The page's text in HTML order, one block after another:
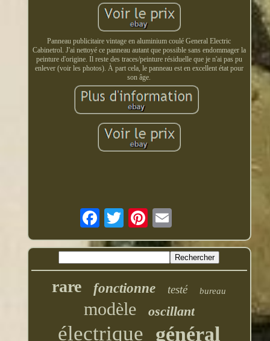
Panneau publicitaire vintage en aluminium coulé General Electric
Cabinetrol. J'ai nettoyé ce panneau autant que possible sans endommager la
peinture d'origine. Il reste des traces/peinture résiduelle que je n'ai pas pu
enlever (voir les photos). À part cela, le panneau est en excellent état pour
son âge.
rare fonctionne testé bureau
modèle oscillant
électrique général